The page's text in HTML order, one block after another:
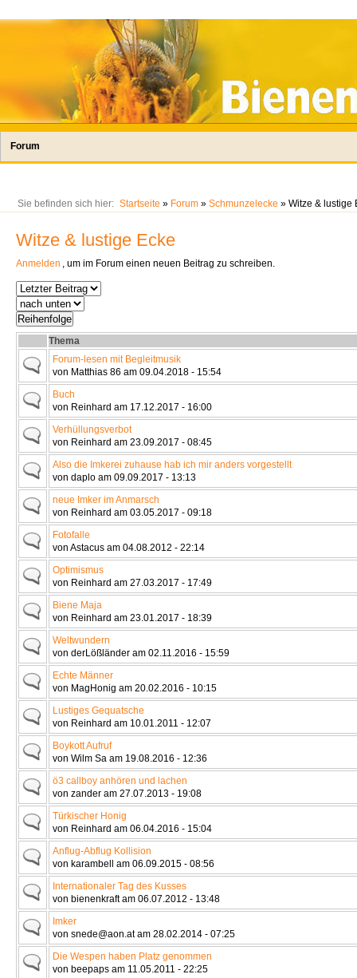
Forum
Sie befinden sich hier: Startseite » Forum » Schmunzelecke » Witze & lustige
Witze & lustige Ecke
Anmelden , um im Forum einen neuen Beitrag zu schreiben.
Thema
Forum-lesen mit Begleitmusik
von Matthias 86 am 09.04.2018 - 15:54
Buch
von Reinhard am 17.12.2017 - 16:00
Verhüllungsverbot
von Reinhard am 23.09.2017 - 08:45
Also die Imkerei zuhause hab ich mir anders vorgestellt
von daplo am 09.09.2017 - 13:13
neue Imker im Anmarsch
von Reinhard am 03.05.2017 - 09:18
Fotofalle
von Astacus am 04.08.2012 - 22:14
Optimismus
von Reinhard am 27.03.2017 - 17:49
Biene Maja
von Reinhard am 23.01.2017 - 18:39
Weltwundern
von derLößländer am 02.11.2016 - 15:59
Echte Männer
von MagHonig am 20.02.2016 - 10:15
Lustiges Gequatsche
von Reinhard am 10.01.2011 - 12:07
Boykott Aufruf
von Wilm Sa am 19.08.2016 - 12:36
ö3 callboy anhören und lachen
von zander am 27.07.2013 - 19:08
Türkischer Honig
von Reinhard am 06.04.2016 - 15:04
Anflug-Abflug Kollision
von karambell am 06.09.2015 - 08:56
Internationaler Tag des Kusses
von bienenkraft am 06.07.2012 - 13:48
Imker
von snede@aon.at am 28.02.2014 - 07:25
Die Wespen haben Platz genommen
von beepaps am 11.05.2011 - 22:25